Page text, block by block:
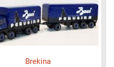
Brekina